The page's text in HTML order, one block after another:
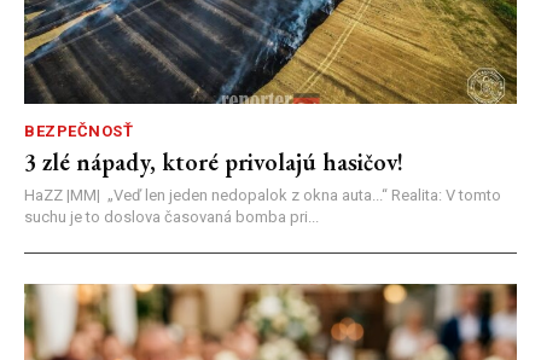
BEZPEČNOSŤ
3 zlé nápady, ktoré privolajú hasičov!
HaZZ |MM| ​„Veď len jeden nedopalok z okna auta...“ ​Realita: V tomto
suchu je to doslova časovaná bomba pri...